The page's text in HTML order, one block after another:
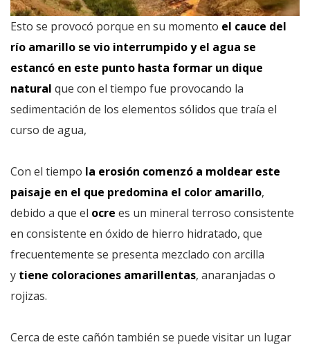
Esto se provocó porque en su momento el cauce del
río amarillo se vio interrumpido y el agua se
estancó en este punto hasta formar un dique
natural que con el tiempo fue provocando la
sedimentación de los elementos sólidos que traía el
curso de agua,
Con el tiempo la erosión comenzó a moldear este
paisaje en el que predomina el color amarillo,
debido a que el ocre es un mineral terroso consistente
en consistente en óxido de hierro hidratado, que
frecuentemente se presenta mezclado con arcilla
y tiene coloraciones amarillentas, anaranjadas o
rojizas.
Cerca de este cañón también se puede visitar un lugar